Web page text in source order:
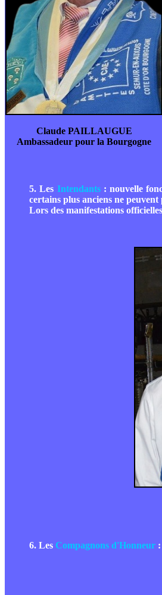
Claude PAILLAUGUE
Ambassadeur pour la Bourgogne
5. Les Intendants : nouvelle
certains plus anciens ne
Lors des manifestations
6. Les Compagnons d'Honneur